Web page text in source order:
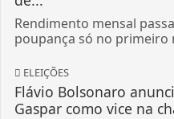
Rendimento mensal
poupança só no primeiro
ELEIÇÕES
Flávio Bolsonaro
Gaspar como vice na